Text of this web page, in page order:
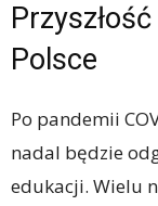
Polsce
Po pandemii
nadal będzie
edukacji. Wielu